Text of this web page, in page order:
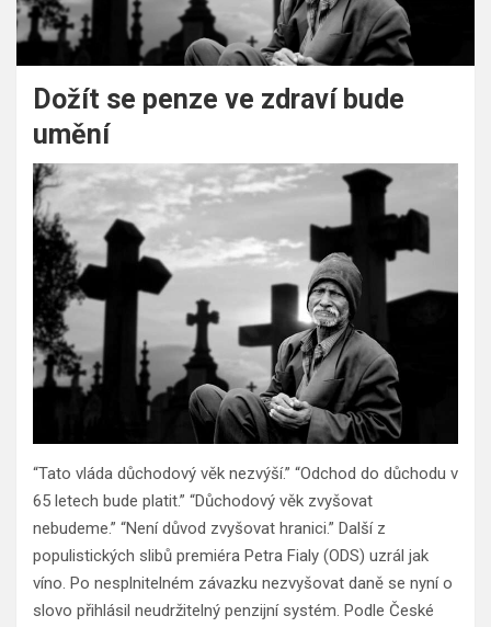
Dožít se penze ve zdraví bude
umění
“Tato vláda důchodový věk nezvýší.” “Odchod do důchodu v
65 letech bude platit.” “Důchodový věk zvyšovat
nebudeme.” “Není důvod zvyšovat hranici.” Další z
populistických slibů premiéra Petra Fialy (ODS) uzrál jak
víno. Po nesplnitelném závazku nezvyšovat daně se nyní o
slovo přihlásil neudržitelný penzijní systém. Podle České